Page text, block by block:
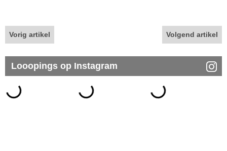
Vorig artikel Volgend artikel
Looopings op Instagram